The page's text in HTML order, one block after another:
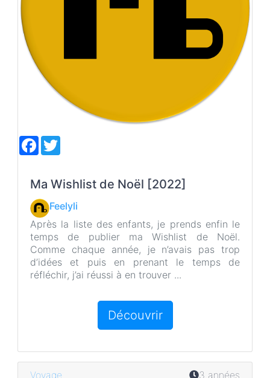
F
a
b
o
o
k
t
e
Ma Wishlist de Noël [2022]
Feelyli
Après la liste des enfants, je prends enfin le
temps de publier ma Wishlist de Noël.
Comme chaque année, je n’avais pas trop
d’idées et puis en prenant le temps de
réfléchir, j’ai réussi à en trouver ...
Découvrir
Voyage 3 années